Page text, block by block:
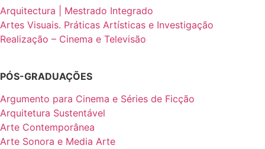
Arquitectura | Mestrado Integrado
Artes Visuais. Práticas Artísticas e Investigação
Realização – Cinema e Televisão
PÓS-GRADUAÇÕES
Argumento para Cinema e Séries de Ficção
Arquitetura Sustentável
Arte Contemporânea
Arte Sonora e Media Arte